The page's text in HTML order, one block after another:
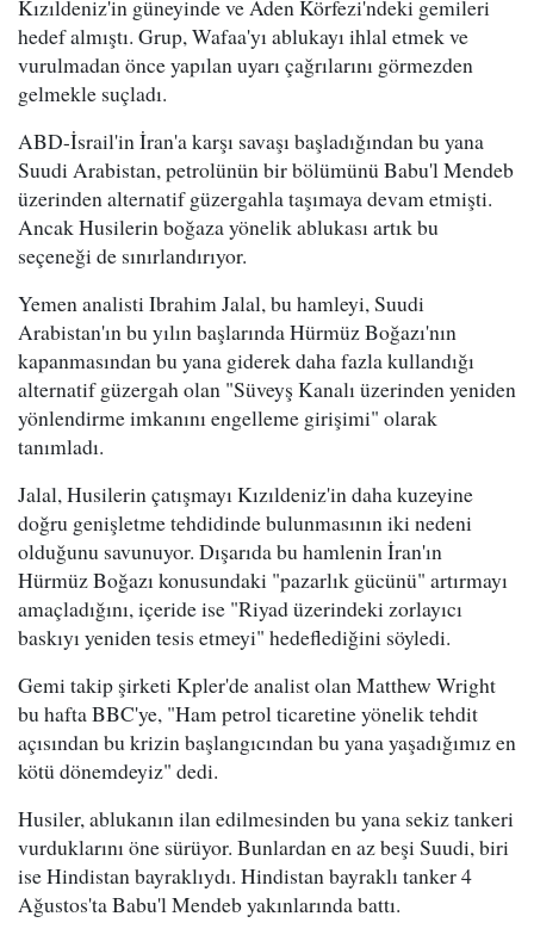
Kızıldeniz'in güneyinde ve Aden Körfezi'ndeki gemileri
hedef almıştı. Grup, Wafaa'yı ablukayı ihlal etmek ve
vurulmadan önce yapılan uyarı çağrılarını görmezden
gelmekle suçladı.
ABD-İsrail'in İran'a karşı savaşı başladığından bu yana
Suudi Arabistan, petrolünün bir bölümünü Babu'l Mendeb
üzerinden alternatif güzergahla taşımaya devam etmişti.
Ancak Husilerin boğaza yönelik ablukası artık bu
seçeneği de sınırlandırıyor.
Yemen analisti Ibrahim Jalal, bu hamleyi, Suudi
Arabistan'ın bu yılın başlarında Hürmüz Boğazı'nın
kapanmasından bu yana giderek daha fazla kullandığı
alternatif güzergah olan "Süveyş Kanalı üzerinden yeniden
yönlendirme imkanını engelleme girişimi" olarak
tanımladı.
Jalal, Husilerin çatışmayı Kızıldeniz'in daha kuzeyine
doğru genişletme tehdidinde bulunmasının iki nedeni
olduğunu savunuyor. Dışarıda bu hamlenin İran'ın
Hürmüz Boğazı konusundaki "pazarlık gücünü" artırmayı
amaçladığını, içeride ise "Riyad üzerindeki zorlayıcı
baskıyı yeniden tesis etmeyi" hedeflediğini söyledi.
Gemi takip şirketi Kpler'de analist olan Matthew Wright
bu hafta BBC'ye, "Ham petrol ticaretine yönelik tehdit
açısından bu krizin başlangıcından bu yana yaşadığımız en
kötü dönemdeyiz" dedi.
Husiler, ablukanın ilan edilmesinden bu yana sekiz tankeri
vurduklarını öne sürüyor. Bunlardan en az beşi Suudi, biri
ise Hindistan bayraklıydı. Hindistan bayraklı tanker 4
Ağustos'ta Babu'l Mendeb yakınlarında battı.